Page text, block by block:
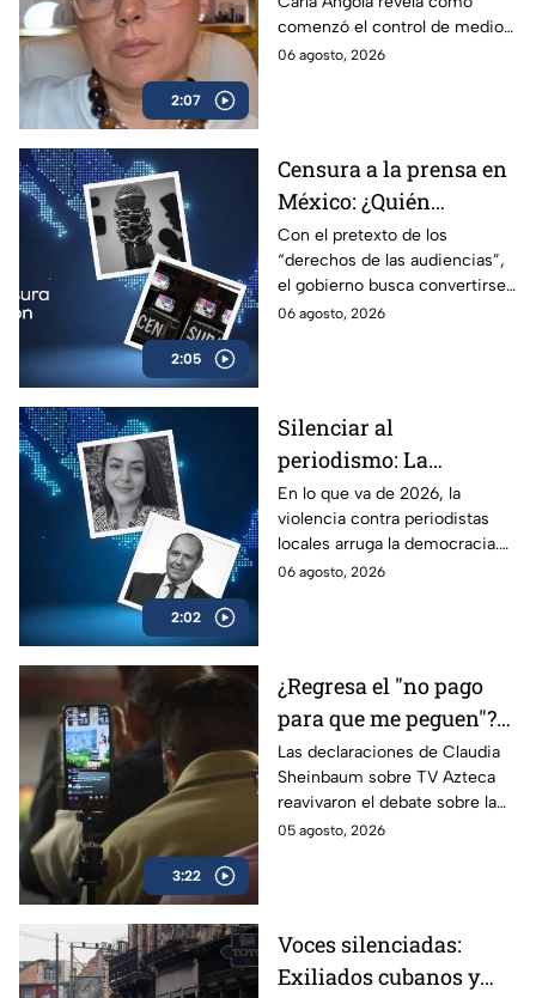
2:07
peligros de censurar a
la prensa
comenzó el control de medios
en Venezuela y por qué México
06 agosto, 2026
2:05
Censura a la prensa en
México: ¿Quién
sancionará las
mentiras oficiales del
gobierno?
Con el pretexto de los
“derechos de las audiencias”,
el gobierno busca convertirse
en el árbitro supremo de la
06 agosto, 2026
2:02
Silenciar al
periodismo: La
estrategia de violencia
e impunidad rumbo a
2027
En lo que va de 2026, la
violencia contra periodistas
locales arruga la democracia.
Entérate de cómo los
06 agosto, 2026
3:22
¿Regresa el "no pago
para que me peguen"?
Reviven frase de López
Portillo tras dichos del
gobierno de México
Las declaraciones de Claudia
Sheinbaum sobre TV Azteca
reavivaron el debate sobre la
publicidad oficial y recordaron
05 agosto, 2026
Voces silenciadas:
Exiliados cubanos y